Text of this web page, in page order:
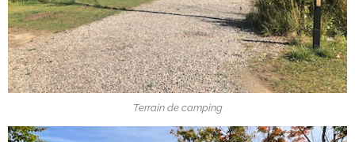
Terrain de camping